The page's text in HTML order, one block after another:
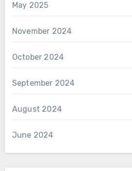
May 2025
November 2024
October 2024
September 2024
August 2024
June 2024